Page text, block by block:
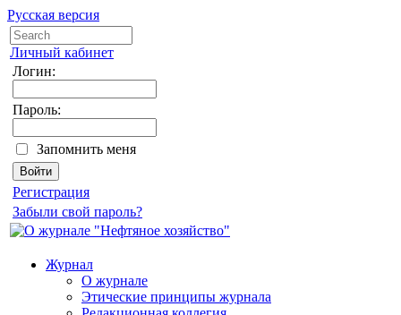
Русская версия
Личный кабинет
Логин:
Пароль:
Запомнить меня
Регистрация
Забыли свой пароль?
Журнал
О журнале
Этические принципы журнала